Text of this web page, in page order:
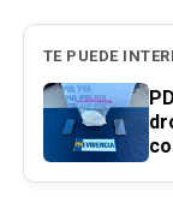
TE PUEDE